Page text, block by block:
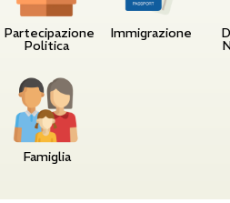
Partecipazione
Politica
Immigrazione
Famiglia